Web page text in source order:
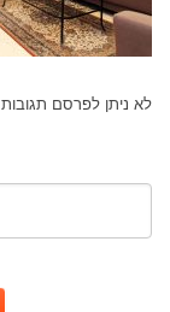
לא ניתן לפרסם תגובות